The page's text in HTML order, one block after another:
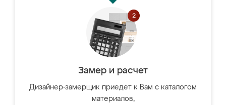
Замер и расчет
Дизайнер-замерщик приедет к Вам с каталогом
материалов,